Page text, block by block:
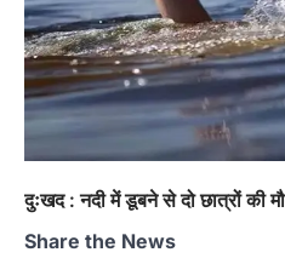
दुःखद : नदी में डूबने से दो छात्रों की
Share the News